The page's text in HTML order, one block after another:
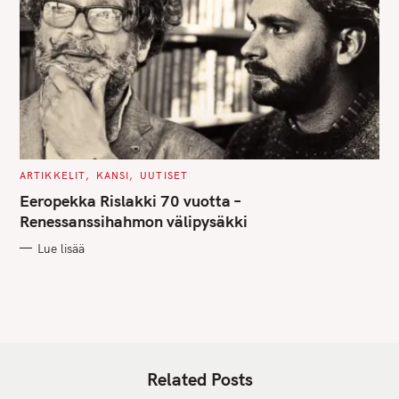
C
T
E
G
O
I
ARTIKKELIT KANSI UUTISET
Eeropekka Rislakki 70 vuotta –
Renessanssihahmon välipysäkki
Lue lisää
Related Posts